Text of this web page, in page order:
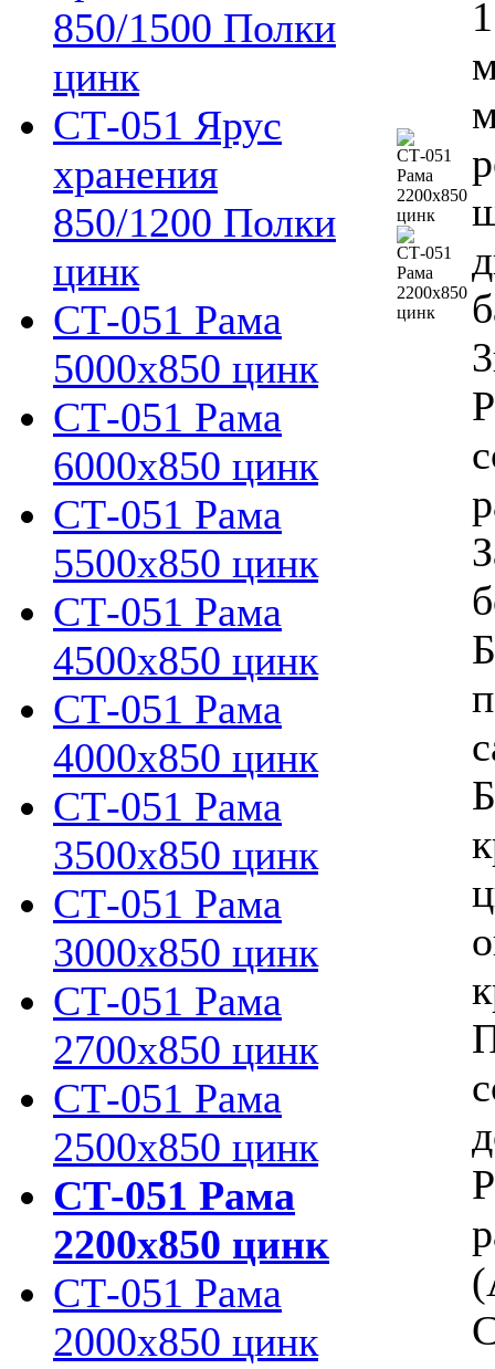
850/1500 Полки
цинк
СТ-051 Ярус
хранения
850/1200 Полки
цинк
СТ-051 Рама
5000х850 цинк
СТ-051 Рама
6000х850 цинк
СТ-051 Рама
5500х850 цинк
СТ-051 Рама
4500х850 цинк
СТ-051 Рама
4000х850 цинк
СТ-051 Рама
3500х850 цинк
СТ-051 Рама
3000х850 цинк
СТ-051 Рама
2700х850 цинк
СТ-051 Рама
2500х850 цинк
СТ-051 Рама
2200х850 цинк
СТ-051 Рама
2000х850 цинк